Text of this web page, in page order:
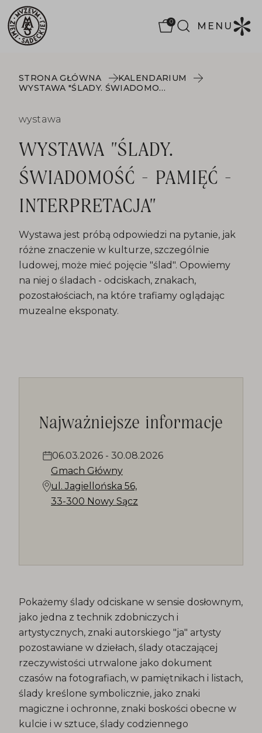
0 MENU
STRONA GŁÓWNA
KALENDARIUM
WYSTAWA "ŚLADY. ŚWIADOMOŚĆ - PAMIĘĆ - INTERPRETACJA"
wystawa
WYSTAWA "ŚLADY.
ŚWIADOMOŚĆ - PAMIĘĆ -
INTERPRETACJA"
Wystawa jest próbą odpowiedzi na pytanie, jak
różne znaczenie w kulturze, szczególnie
ludowej, może mieć pojęcie "ślad". Opowiemy
na niej o śladach - odciskach, znakach,
pozostałościach, na które trafiamy oglądając
muzealne eksponaty.
Pokażemy ślady odciskane w sensie dosłownym,
jako jedna z technik zdobniczych i
artystycznych, znaki autorskiego "ja" artysty
pozostawiane w dziełach, ślady otaczającej
rzeczywistości utrwalone jako dokument
czasów na fotografiach, w pamiętnikach i listach,
ślady kreślone symbolicznie, jako znaki
magiczne i ochronne, znaki boskości obecne w
kulcie i w sztuce, ślady codziennego
Najważniejsze informacje
06.03.2026 - 30.08.2026
Gmach Główny
ul. Jagiellońska 56,
33-300 Nowy Sącz